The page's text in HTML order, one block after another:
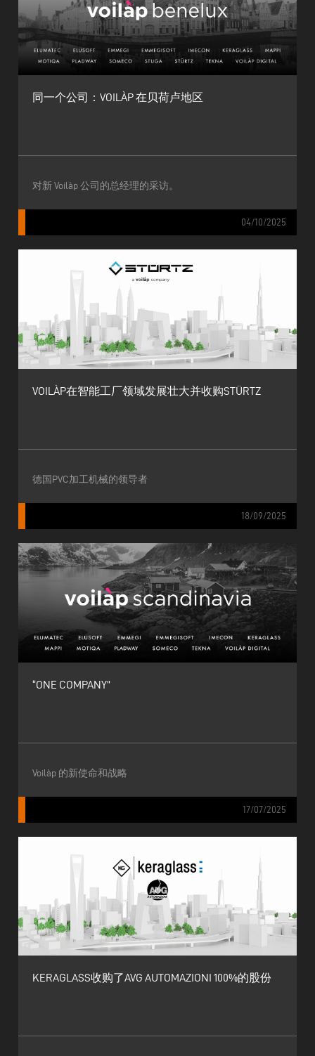
同一个公司：VOILÀP 在贝荷卢地区
对新 Voilàp 公司的总经理的采访。
04/10/2025
VOILÀP在智能工厂领域发展壮大并收购STÜRTZ
德国PVC加工机械的领导者
18/09/2025
“ONE COMPANY”
Voilàp 的新使命和战略
17/07/2025
KERAGLASS收购了AVG AUTOMAZIONI 100%的股份